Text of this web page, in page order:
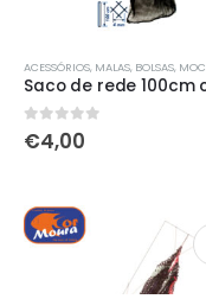
ACESSÓRIOS, MALAS, BOLSAS, MOCHILAS & SACOS
0out of 5
€4,00